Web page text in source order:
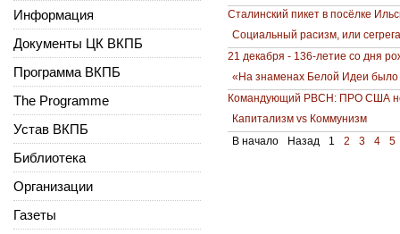
Cталинский пикет в посёлке
Социальный расизм, или
21 декабря - 136-летие со дня
«На знаменах Белой Идеи
Командующий РВСН: ПРО США не
Капитализм vs Коммунизм
В начало
Назад 1 2 3 4 5
Информация
Документы ЦК ВКПБ
Программа ВКПБ
The Programme
Устав ВКПБ
Библиотека
Организации
Газеты